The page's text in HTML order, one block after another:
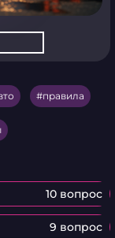
правила
10 вопрос
9 вопрос